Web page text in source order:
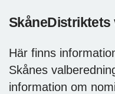
SkåneDistriktets
Här finns
Skånes
information om